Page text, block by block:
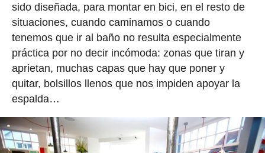
sido diseñada, para montar en bici, en el resto de
situaciones, cuando caminamos o cuando
tenemos que ir al baño no resulta especialmente
práctica por no decir incómoda: zonas que tiran y
aprietan, muchas capas que hay que poner y
quitar, bolsillos llenos que nos impiden apoyar la
espalda…